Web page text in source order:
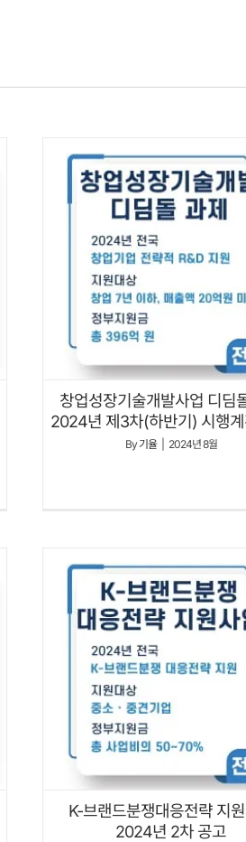
창업성장기술개발사업 디딤
2024년 제3차(하반기) 시행
By기율 2024년 8월
K-브랜드분쟁대응전략 지
2024년 2차 공고